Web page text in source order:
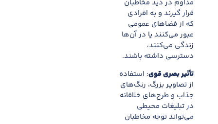
مداوم در دید مخاطبان
قرار گیرند و به افرادی
که از فضاهای عمومی
عبور می‌کنند یا در آن‌ها
زندگی می‌کنند،
دسترسی داشته باشند.
تأثیر بصری قوی: استفاده
از تصاویر بزرگ، رنگ‌های
جذاب و طرح‌های خلاقانه
در تبلیغات محیطی
می‌تواند توجه مخاطبان